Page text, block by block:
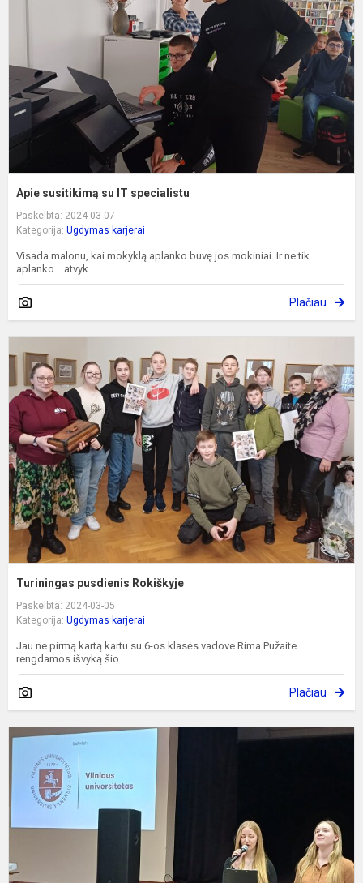
Apie susitikimą su IT specialistu
Paskelbta: 2024-03-07
Kategorija: Ugdymas karjerai
Visada malonu, kai mokyklą aplanko buvę jos mokiniai. Ir ne tik
aplanko... atvyk...
Plačiau
Turiningas pusdienis Rokiškyje
Paskelbta: 2024-03-05
Kategorija: Ugdymas karjerai
Jau ne pirmą kartą kartu su 6-os klasės vadove Rima Pužaite
rengdamos išvyką šio...
Plačiau